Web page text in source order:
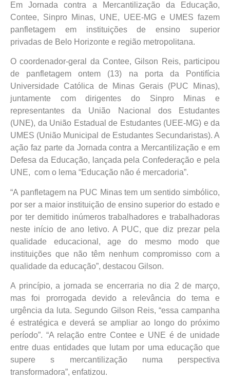
Em Jornada contra a Mercantilização da Educação,
Contee, Sinpro Minas, UNE, UEE-MG e UMES fazem
panfletagem em instituições de ensino superior
privadas de Belo Horizonte e região metropolitana.
O coordenador-geral da Contee, Gilson Reis, participou
de panfletagem ontem (13) na porta da Pontifícia
Universidade Católica de Minas Gerais (PUC Minas),
juntamente com dirigentes do Sinpro Minas e
representantes da União Nacional dos Estudantes
(UNE), da União Estadual de Estudantes (UEE-MG) e da
UMES (União Municipal de Estudantes Secundaristas). A
ação faz parte da Jornada contra a Mercantilização e em
Defesa da Educação, lançada pela Confederação e pela
UNE, com o lema “Educação não é mercadoria”.
“A panfletagem na PUC Minas tem um sentido simbólico,
por ser a maior instituição de ensino superior do estado e
por ter demitido inúmeros trabalhadores e trabalhadoras
neste início de ano letivo. A PUC, que diz prezar pela
qualidade educacional, age do mesmo modo que
instituições que não têm nenhum compromisso com a
qualidade da educação”, destacou Gilson.
A princípio, a jornada se encerraria no dia 2 de março,
mas foi prorrogada devido a relevância do tema e
urgência da luta. Segundo Gilson Reis, “essa campanha
é estratégica e deverá se ampliar ao longo do próximo
período”. “A relação entre Contee e UNE é de unidade
entre duas entidades que lutam por uma educação que
supere s mercantilização numa perspectiva
transformadora”, enfatizou.